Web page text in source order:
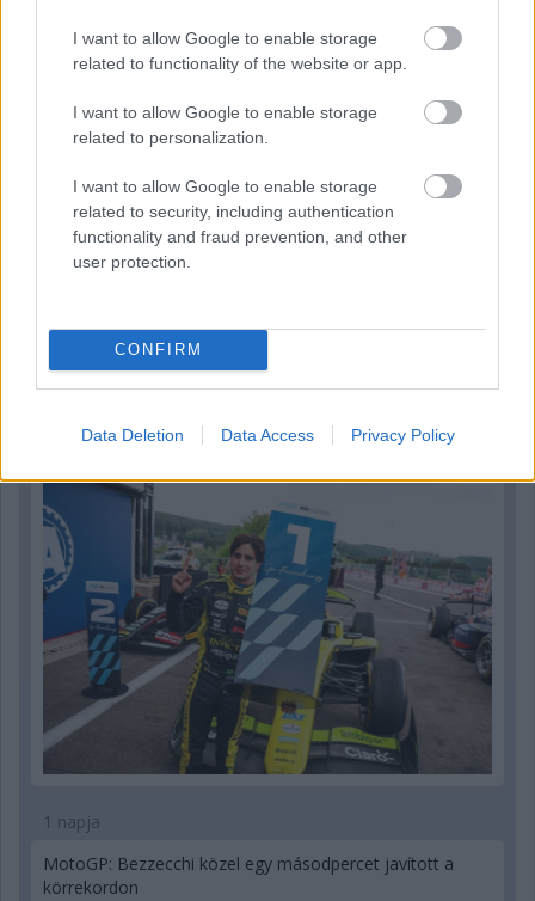
I want to allow Google to enable storage
related to functionality of the website or app.
I want to allow Google to enable storage
related to personalization.
I want to allow Google to enable storage
related to security, including authentication
functionality and fraud prevention, and other
user protection.
CONFIRM
Data Deletion Data Access Privacy Policy
19 órája
pletykákról
1 napja
MotoGP: Bezzecchi közel egy másodpercet javított a
körrekordon